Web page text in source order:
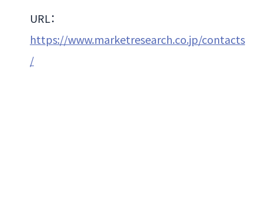
URL：
https://www.marketresearch.co.jp/contacts
/